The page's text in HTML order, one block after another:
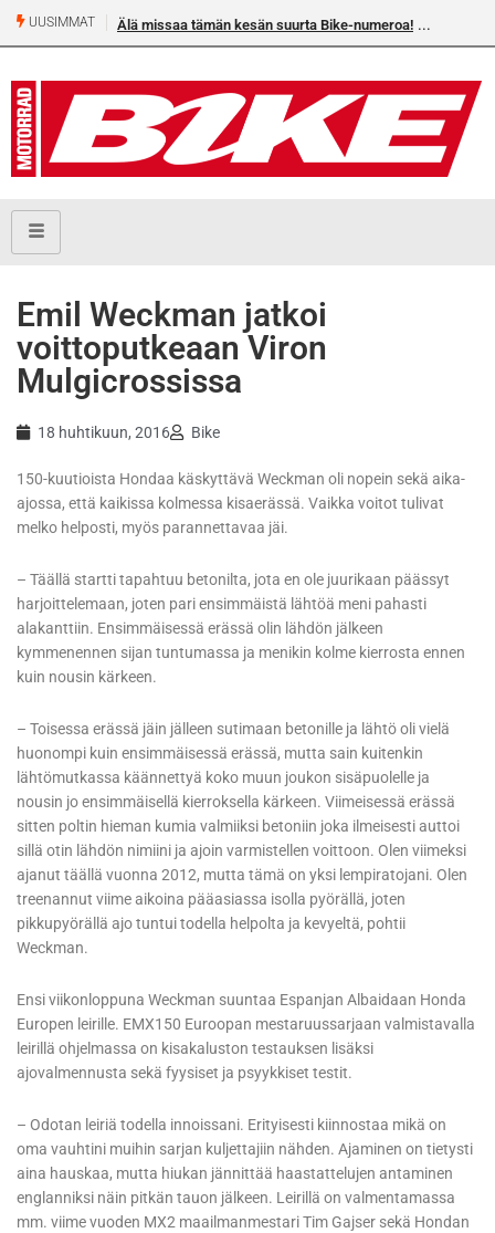
UUSIMMAT Älä missaa tämän kesän suurta Bike-numeroa!
Emil Weckman jatkoi
voittoputkeaan Viron
Mulgicrossissa
18 huhtikuun, 2016 Bike
150-kuutioista Hondaa käskyttävä Weckman oli nopein sekä aika-
ajossa, että kaikissa kolmessa kisaerässä. Vaikka voitot tulivat
melko helposti, myös parannettavaa jäi.
– Täällä startti tapahtuu betonilta, jota en ole juurikaan päässyt
harjoittelemaan, joten pari ensimmäistä lähtöä meni pahasti
alakanttiin. Ensimmäisessä erässä olin lähdön jälkeen
kymmenennen sijan tuntumassa ja menikin kolme kierrosta ennen
kuin nousin kärkeen.
– Toisessa erässä jäin jälleen sutimaan betonille ja lähtö oli vielä
huonompi kuin ensimmäisessä erässä, mutta sain kuitenkin
lähtömutkassa käännettyä koko muun joukon sisäpuolelle ja
nousin jo ensimmäisellä kierroksella kärkeen. Viimeisessä erässä
sitten poltin hieman kumia valmiiksi betoniin joka ilmeisesti auttoi
sillä otin lähdön nimiini ja ajoin varmistellen voittoon. Olen viimeksi
ajanut täällä vuonna 2012, mutta tämä on yksi lempiratojani. Olen
treenannut viime aikoina pääasiassa isolla pyörällä, joten
pikkupyörällä ajo tuntui todella helpolta ja kevyeltä, pohtii
Weckman.
Ensi viikonloppuna Weckman suuntaa Espanjan Albaidaan Honda
Europen leirille. EMX150 Euroopan mestaruussarjaan valmistavalla
leirillä ohjelmassa on kisakaluston testauksen lisäksi
ajovalmennusta sekä fyysiset ja psyykkiset testit.
– Odotan leiriä todella innoissani. Erityisesti kiinnostaa mikä on
oma vauhtini muihin sarjan kuljettajiin nähden. Ajaminen on tietysti
aina hauskaa, mutta hiukan jännittää haastattelujen antaminen
englanniksi näin pitkän tauon jälkeen. Leirillä on valmentamassa
mm. viime vuoden MX2 maailmanmestari Tim Gajser sekä Hondan